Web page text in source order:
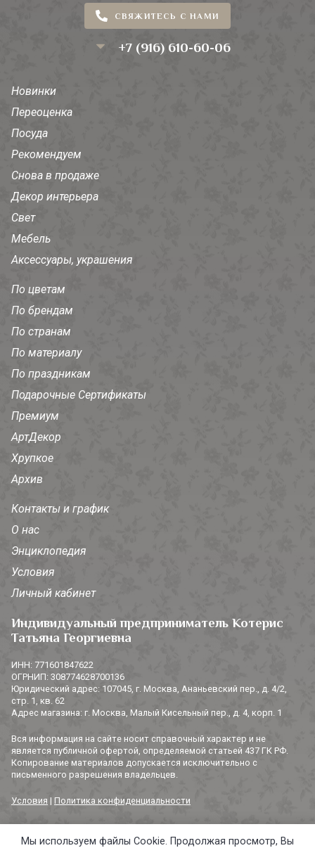
СВЯЖИТЕСЬ С НАМИ
+7 (916) 610-60-06
Новинки
Переоценка
Посуда
Рекомендуем
Снова в продаже
Декор интерьера
Свет
Мебель
Аксессуары, украшения
По цветам
По брендам
По странам
По материалу
По праздникам
Подарочные Сертификаты
Премиум
АртДекор
Хрупкое
Архив
Контакты и график
О нас
Энциклопедия
Условия
Личный кабинет
Индивидуальный предприниматель Котерис
Татьяна Георгиевна
ИНН: 771601847622
ОГРНИП: 308774628700136
Юридический адрес: 107045, г. Москва, Ананьевский пер., д. 4/2,
стр. 1, кв. 62
Адрес магазина: г. Москва, Малый Кисельный пер., д. 4, корп. 1
Вся информация на сайте носит справочный характер и не
является публичной офертой, определяемой статьей 437 ГК РФ.
Копирование материалов допускается исключительно с
письменного разрешения владельцев.
Условия | Политика конфиденциальности
© 2014-2026 «3 СОРОКИ». Все права защищены.
Мы используем файлы Cookie. Продолжая просмотр, Вы